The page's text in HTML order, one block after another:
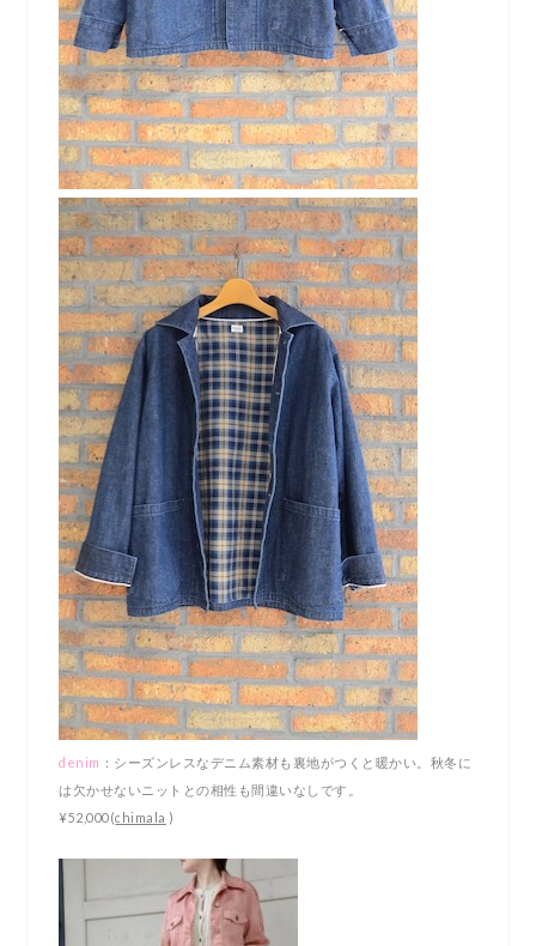
denim ：シーズンレスなデニム素材も裏地がつくと暖かい。秋冬に
は欠かせないニットとの相性も間違いなしです。
¥52,000(chimala )